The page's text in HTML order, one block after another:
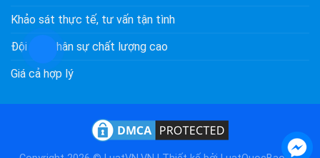
Khảo sát thực tế, tư vấn tận tình
Đội ngũ nhân sự chất lượng cao
Giá cả hợp lý